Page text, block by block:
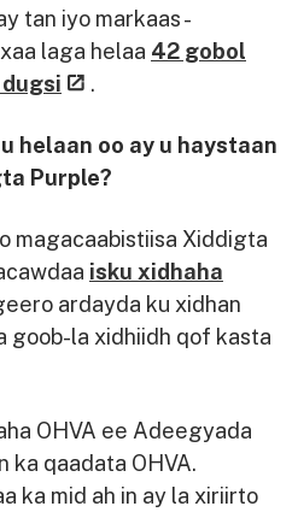
tan iyo markaas -
laga helaa 42 gobol
.
helaan oo ay u haystaan
Purple?
magacaabistiisa Xiddigta
isku xidhaha
ardayda ku xidhan
goob-la xidhiidh qof kasta
OHVA ee Adeegyada
ka qaadata OHVA.
ka mid ah in ay la xiriirto